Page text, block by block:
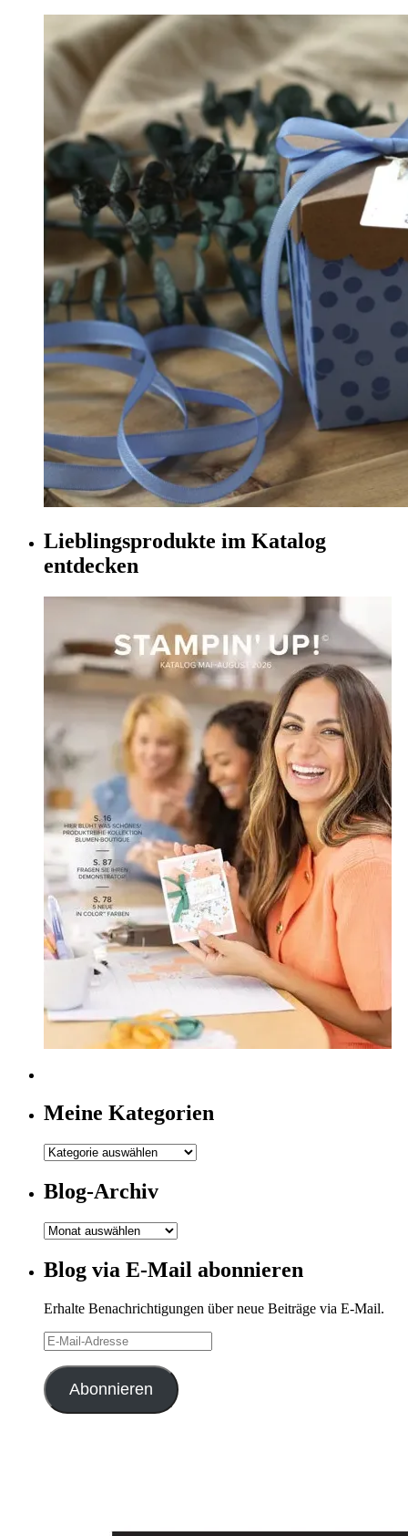
Lieblingsprodukte im Katalog
entdecken
Meine Kategorien
Meine
Blog-Archiv
Blog-
Blog via E-Mail abonnieren
Erhalte Benachrichtigungen über neue Beiträge via E-Mail.
E-
Mail-
Adresse
Abonnieren